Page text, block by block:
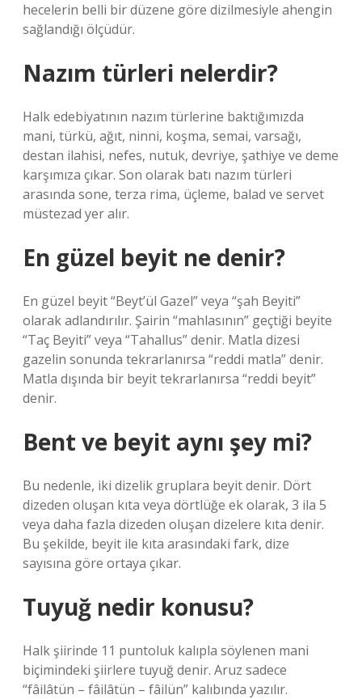
hecelerin belli bir düzene göre dizilmesiyle ahengin
sağlandığı ölçüdür.
Nazım türleri nelerdir?
Halk edebiyatının nazım türlerine baktığımızda
mani, türkü, ağıt, ninni, koşma, semai, varsağı,
destan ilahisi, nefes, nutuk, devriye, şathiye ve deme
karşımıza çıkar. Son olarak batı nazım türleri
arasında sone, terza rima, üçleme, balad ve servet
müstezad yer alır.
En güzel beyit ne denir?
En güzel beyit “Beyt’ül Gazel” veya “şah Beyiti”
olarak adlandırılır. Şairin “mahlasının” geçtiği beyite
“Taç Beyiti” veya “Tahallus” denir. Matla dizesi
gazelin sonunda tekrarlanırsa “reddi matla” denir.
Matla dışında bir beyit tekrarlanırsa “reddi beyit”
denir.
Bent ve beyit aynı şey mi?
Bu nedenle, iki dizelik gruplara beyit denir. Dört
dizeden oluşan kıta veya dörtlüğe ek olarak, 3 ila 5
veya daha fazla dizeden oluşan dizelere kıta denir.
Bu şekilde, beyit ile kıta arasındaki fark, dize
sayısına göre ortaya çıkar.
Tuyuğ nedir konusu?
Halk şiirinde 11 puntoluk kalıpla söylenen mani
biçimindeki şiirlere tuyuğ denir. Aruz sadece
“fâilâtün – fâilâtün – fâilün” kalıbında yazılır.